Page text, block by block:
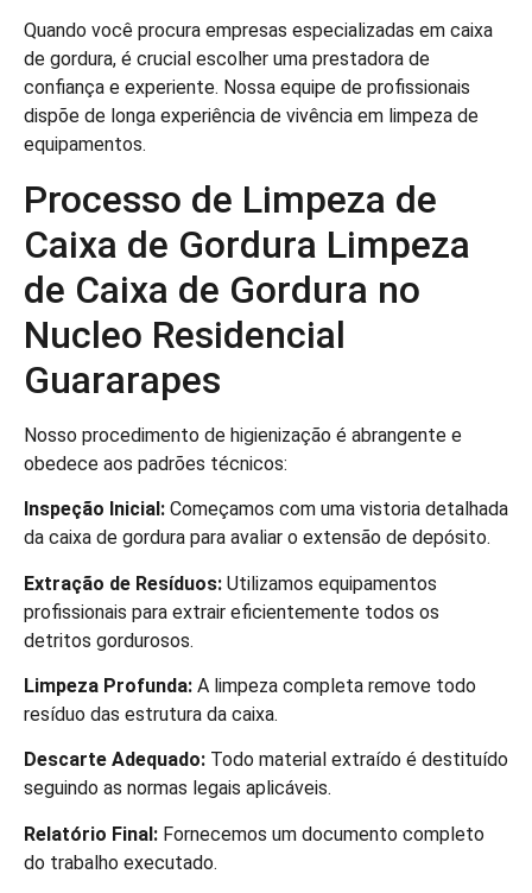
Quando você procura empresas especializadas em caixa
de gordura, é crucial escolher uma prestadora de
confiança e experiente. Nossa equipe de profissionais
dispõe de longa experiência de vivência em limpeza de
equipamentos.
Processo de Limpeza de
Caixa de Gordura Limpeza
de Caixa de Gordura no
Nucleo Residencial
Guararapes
Nosso procedimento de higienização é abrangente e
obedece aos padrões técnicos:
Inspeção Inicial: Começamos com uma vistoria detalhada
da caixa de gordura para avaliar o extensão de depósito.
Extração de Resíduos: Utilizamos equipamentos
profissionais para extrair eficientemente todos os
detritos gordurosos.
Limpeza Profunda: A limpeza completa remove todo
resíduo das estrutura da caixa.
Descarte Adequado: Todo material extraído é destituído
seguindo as normas legais aplicáveis.
Relatório Final: Fornecemos um documento completo
do trabalho executado.